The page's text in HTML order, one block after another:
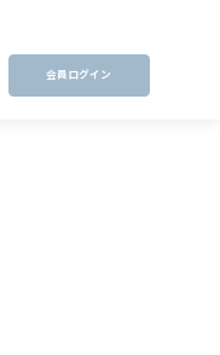
会員ログイン